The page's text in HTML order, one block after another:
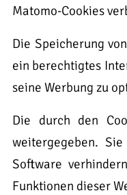
Matomo-Cookies
Die Speicherung
ein berechtigtes
seine Werbung zu
Die durch den
weitergegeben.
Software
Funktionen dieser